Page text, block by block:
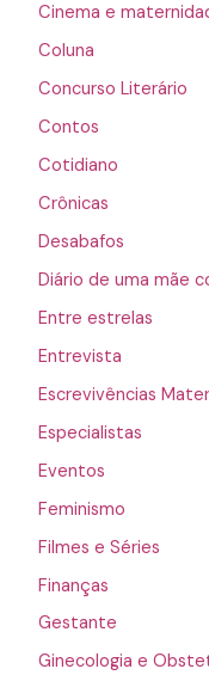
Cinema e
Coluna
Concurso Literário
Contos
Cotidiano
Crônicas
Desabafos
Diário de uma mãe
Entre estrelas
Entrevista
Escrevivências
Especialistas
Eventos
Feminismo
Filmes e Séries
Finanças
Gestante
Ginecologia e